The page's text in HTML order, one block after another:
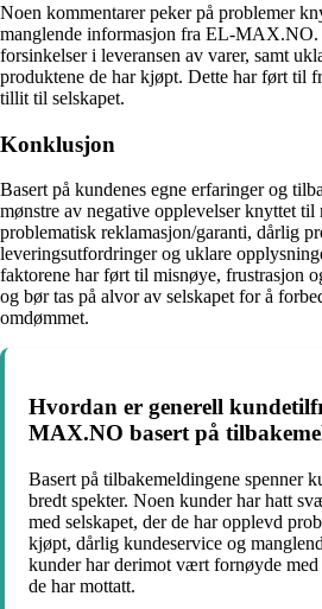
Noen kommentarer peker på problemer
manglende informasjon fra EL-MAX.NO.
forsinkelser i leveransen av varer, samt
produktene de har kjøpt. Dette har ført til
tillit til selskapet.
Konklusjon
Basert på kundenes egne erfaringer og
mønstre av negative opplevelser knyttet
problematisk reklamasjon/garanti, dårlig
leveringsutfordringer og uklare
faktorene har ført til misnøye, frustrasjon
og bør tas på alvor av selskapet for å
omdømmet.
Hvordan er generell
MAX.NO basert på
Basert på tilbakemeldingene spenner
bredt spekter. Noen kunder har hatt
med selskapet, der de har opplevd
kjøpt, dårlig kundeservice og
kunder har derimot vært fornøyde med
de har mottatt.